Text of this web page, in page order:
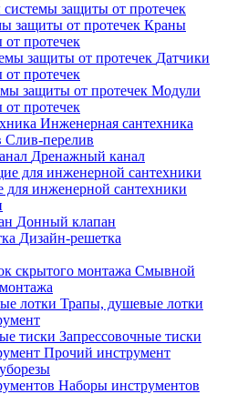
защиты от протечек
Краны
протечек
Датчики
протечек
Модули
протечек
Инженерная сантехника
Слив-перелив
Дренажный канал
инженерной сантехники
Донный клапан
Дизайн-решетка
Смывной
Трапы, душевые лотки
Запрессовочные тиски
Прочий инструмент
Наборы инструментов